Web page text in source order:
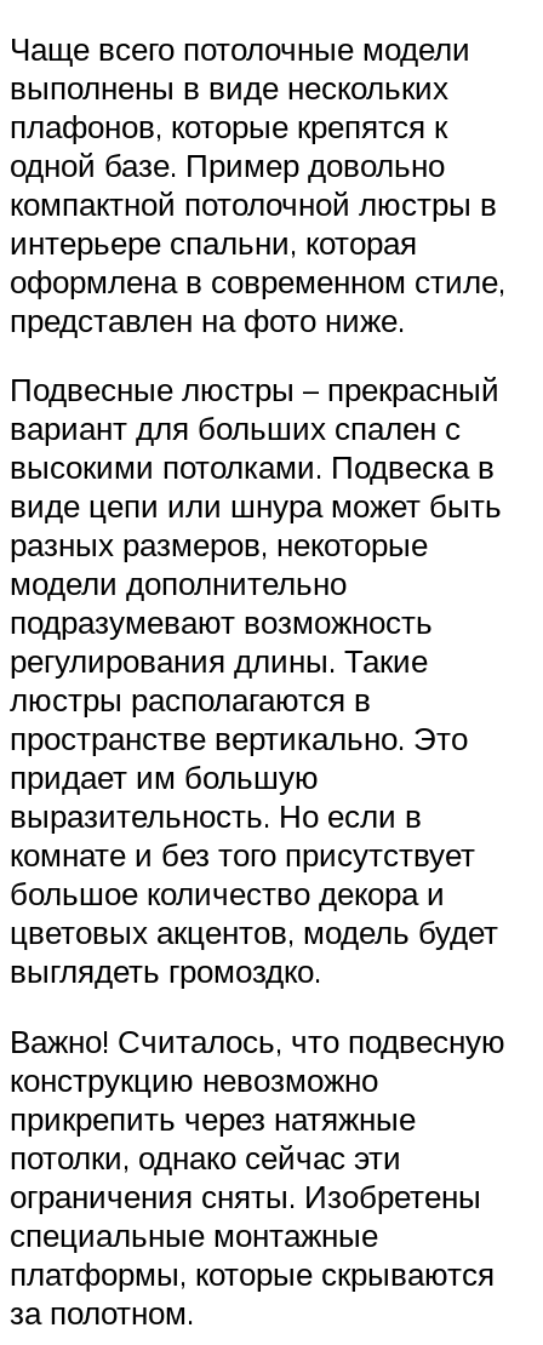
Чаще всего потолочные модели
выполнены в виде нескольких
плафонов, которые крепятся к
одной базе. Пример довольно
компактной потолочной люстры в
интерьере спальни, которая
оформлена в современном стиле,
представлен на фото ниже.
Подвесные люстры – прекрасный
вариант для больших спален с
высокими потолками. Подвеска в
виде цепи или шнура может быть
разных размеров, некоторые
модели дополнительно
подразумевают возможность
регулирования длины. Такие
люстры располагаются в
пространстве вертикально. Это
придает им большую
выразительность. Но если в
комнате и без того присутствует
большое количество декора и
цветовых акцентов, модель будет
выглядеть громоздко.
Важно! Считалось, что подвесную
конструкцию невозможно
прикрепить через натяжные
потолки, однако сейчас эти
ограничения сняты. Изобретены
специальные монтажные
платформы, которые скрываются
за полотном.